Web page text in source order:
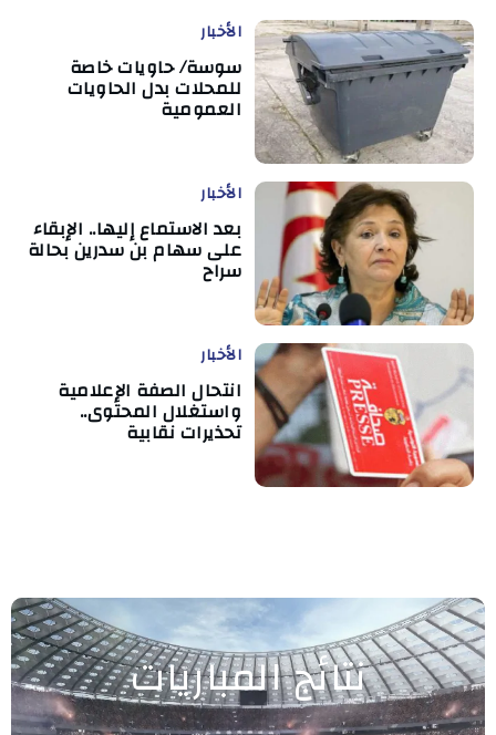
الأخبار
سوسة/ حاويات خاصة
للمحلات بدل الحاويات
العمومية
الأخبار
بعد الاستماع إليها.. الإبقاء
على سهام بن سدرين بحالة
سراح
الأخبار
انتحال الصفة الإعلامية
واستغلال المحتوى..
تحذيرات نقابية
نتائج المباريات